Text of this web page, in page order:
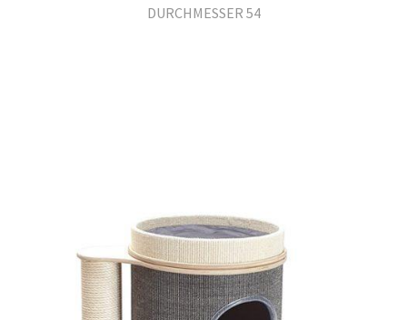
DURCHMESSER 54